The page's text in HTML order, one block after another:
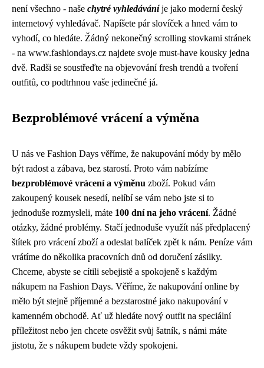
není všechno - naše chytré vyhledáváníje jako moderní český
internetový vyhledávač. Napíšete pár slovíček a hned vám to
vyhodí, co hledáte. Žádný nekonečný scrolling stovkami stránek
- na www.fashiondays.cz najdete svoje must-have kousky jedna
dvě. Radši se soustřeďte na objevování fresh trendů a tvoření
outfitů, co podtrhnou vaše jedinečné já.
Bezproblémové vrácení a výměna
U nás ve Fashion Days věříme, že nakupování módy by mělo
být radost a zábava, bez starostí. Proto vám nabízíme
bezproblémové vrácení a výměnu zboží. Pokud vám
zakoupený kousek nesedí, nelíbí se vám nebo jste si to
jednoduše rozmysleli, máte 100 dní na jeho vrácení. Žádné
otázky, žádné problémy. Stačí jednoduše využít náš předplacený
štítek pro vrácení zboží a odeslat balíček zpět k nám. Peníze vám
vrátíme do několika pracovních dnů od doručení zásilky.
Chceme, abyste se cítili sebejistě a spokojeně s každým
nákupem na Fashion Days. Věříme, že nakupování online by
mělo být stejně příjemné a bezstarostné jako nakupování v
kamenném obchodě. Ať už hledáte nový outfit na speciální
příležitost nebo jen chcete osvěžit svůj šatník, s námi máte
jistotu, že s nákupem budete vždy spokojeni.